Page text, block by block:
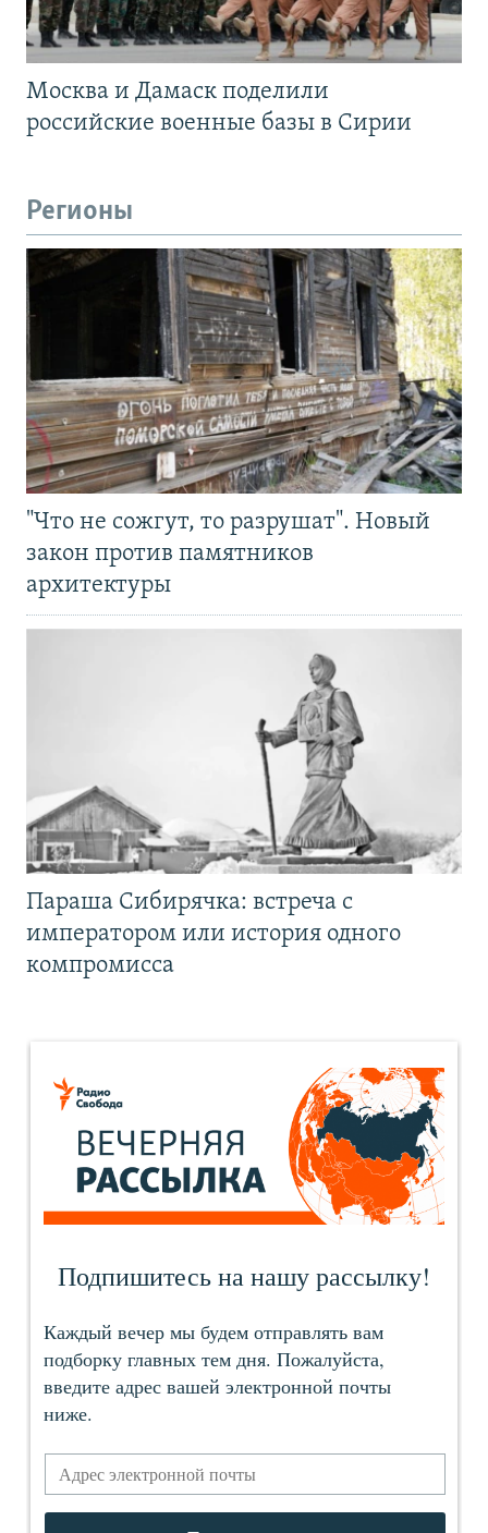
Москва и Дамаск поделили
российские военные базы в Сирии
Регионы
"Что не сожгут, то разрушат". Новый
закон против памятников
архитектуры
Параша Сибирячка: встреча с
императором или история одного
компромисса